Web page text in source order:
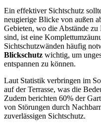
Ein effektiver Sichtschutz
neugierige Blicke von außen
Gebieten, wo die Abstände zu
sind, ist eine
Sichtschutzwänden häufig
Blickschutz wichtig, um
entspannen zu können.
Laut Statistik verbringen im
auf der Terrasse, was die
Zudem berichten 60% der
von Störungen durch
zuverlässigen Sichtschutz.